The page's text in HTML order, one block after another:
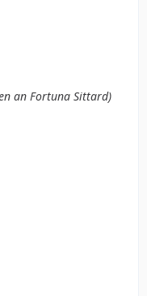
an Fortuna Sittard)